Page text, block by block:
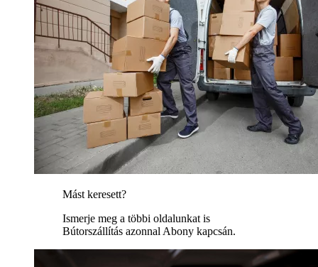
Mást keresett?
Ismerje meg a többi oldalunkat is
Bútorszállítás azonnal Abony kapcsán.